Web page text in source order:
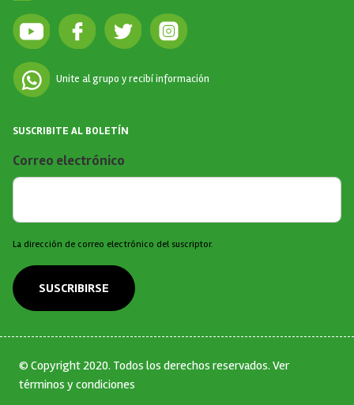
Unite al grupo y recibí información
SUSCRIBITE AL BOLETÍN
Correo electrónico
La dirección de correo electrónico del suscriptor.
SUSCRIBIRSE
© Copyright 2020. Todos los derechos reservados. Ver
términos y condiciones